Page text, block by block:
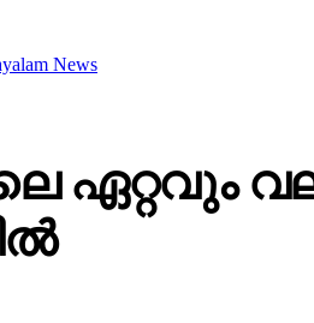
ഏറ്റവും